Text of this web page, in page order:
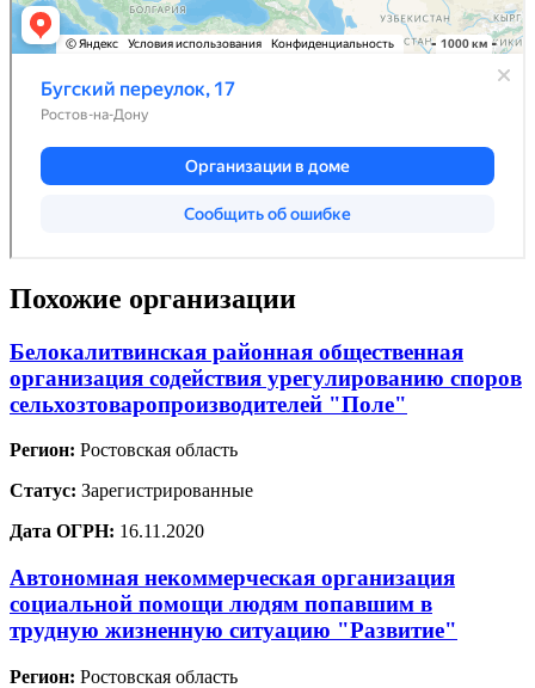
Похожие организации
Белокалитвинская районная общественная
организация содействия урегулированию споров
сельхозтоваропроизводителей "Поле"
Регион: Ростовская область
Статус: Зарегистрированные
Дата ОГРН: 16.11.2020
Автономная некоммерческая организация
социальной помощи людям попавшим в
трудную жизненную ситуацию "Развитие"
Регион: Ростовская область